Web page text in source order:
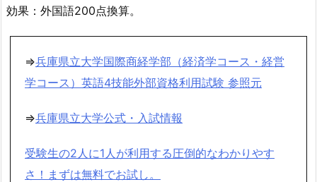
効果：外国語200点換算。
⇒兵庫県立大学国際商経学部（経済学コース・経営
学コース）英語4技能外部資格利用試験 参照元
⇒兵庫県立大学公式・入試情報
受験生の2人に1人が利用する圧倒的なわかりやす
さ！まずは無料でお試し。